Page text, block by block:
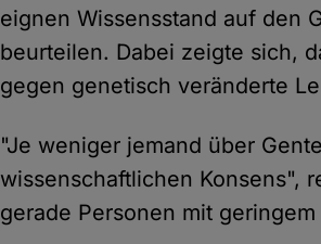
eignen Wissensstand auf den
beurteilen. Dabei zeigte sich,
gegen genetisch veränderte
"Je weniger jemand über
wissenschaftlichen Konsens",
gerade Personen mit